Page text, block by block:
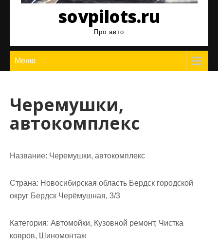
sovpilots.ru
Про авто
Меню
Черемушки,
автокомплекс
Название: Черемушки, автокомплекс
Страна: Новосибирская область Бердск городской
округ Бердск Черёмушная, 3/3
Категория: Автомойки, Кузовной ремонт, Чистка
ковров, Шиномонтаж